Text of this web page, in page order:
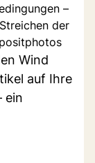
–
der
Wind
auf Ihre
ein